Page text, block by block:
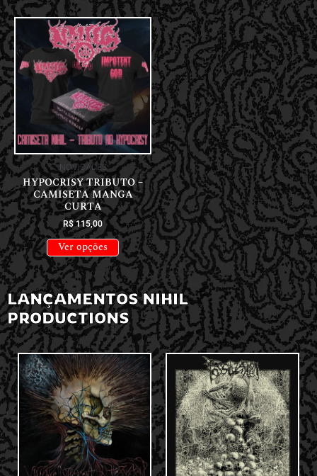
NOVIDADES
HYPOCRISY TRIBUTO –
CAMISETA MANGA
CURTA
R$115,00
Ver opções
LANÇAMENTOS NIHIL
PRODUCTIONS